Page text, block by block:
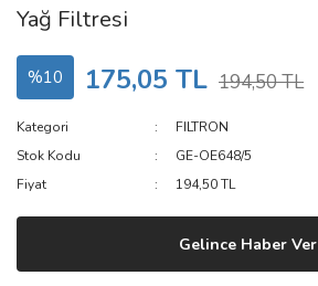
Yağ Filtresi
%10 175,05 TL 194,50 TL
Kategori
FILTRON
Stok Kodu
GE-OE648/5
Fiyat
194,50 TL
Gelince Haber Ver